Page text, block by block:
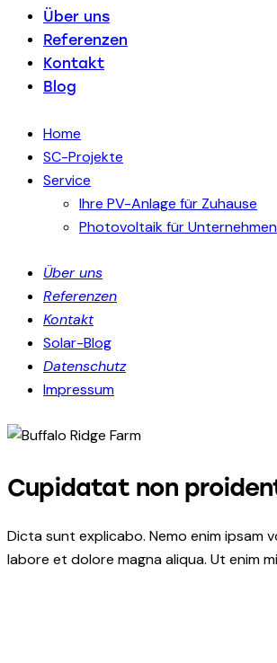
Über uns
Referenzen
Kontakt
Blog
Home
SC-Projekte
Service
Ihre PV-Anlage für Zuhause
Photovoltaik für Unternehmen
Über uns
Referenzen
Kontakt
Solar-Blog
Datenschutz
Impressum
Cupidatat non
Dicta sunt explicabo. Nemo enim
labore et dolore magna aliqua. Ut enim